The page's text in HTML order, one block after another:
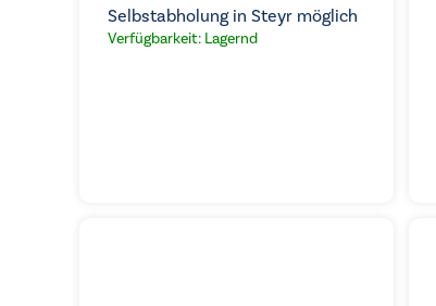
Selbstabholung in Steyr möglich
Verfügbarkeit: Lagernd